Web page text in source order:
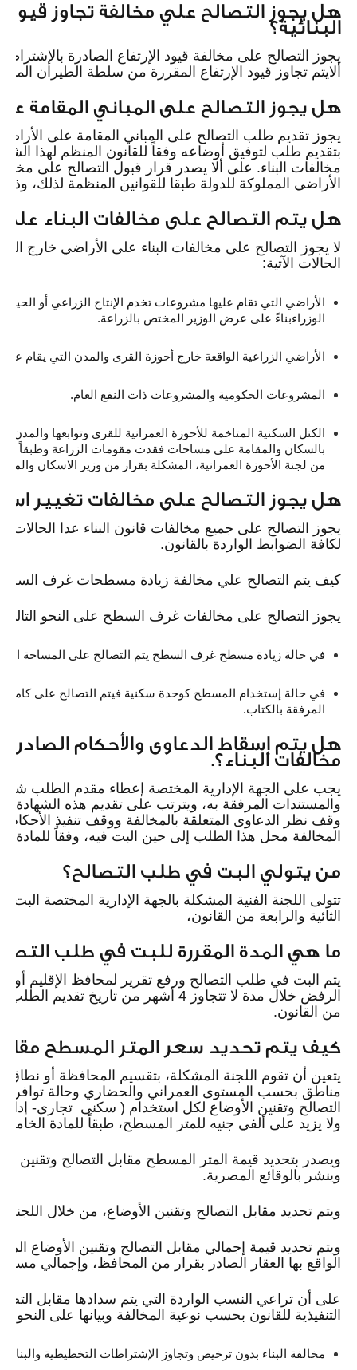
هل يجوز التصالح علي مخالفة تجاوز قيود
البنائية؟
يجوز التصالح على مخالفة قيود الإرتفاع الصادرة
ألايتم تجاوز قيود الإرتفاع المقررة من سلطة الطيران
هل يجوز التصالح على المباني المقامة
يجوز تقديم طلب التصالح على المباني المقامة على
بتقديم طلب لتوفيق أوضاعه وفقاً للقانون المنظم لهذا
مخالفات البناء. على ألا يصدر قرار قبول التصالح على
الأراضي المملوكة للدولة طبقا للقوانين المنظمة لذلك، وذلك تطبيقا للمادة (89) من
هل يتم التصالح على مخالفات البناء على
لا يجوز التصالح على مخالفات البناء على الأراضي خارج
الحالات الآتية:
الأراضي التي تقام عليها مشروعات تخدم الإنتاج الزراعي أو
الوزراءبناءً على عرض الوزير المختص بالزراعة.
الأراضي الزراعية الواقعة خارج أحوزة القرى والمدن التي يقام
المشروعات الحكومية والمشروعات ذات النفع العام.
الكتل السكنية المتاخمة للأحوزة العمرانية للقرى وتوابعها والمدن
من لجنة الأحوزة العمرانية، المشكلة بقرار من وزير الاسكان
هل يجوز التصالح على مخالفات تغيير
يجوز التصالح على جميع مخالفات قانون البناء عدا الحالات
لكافة الضوابط الواردة بالقانون.
كيف يتم التصالح علي مخالفة زيادة مسطحات غرف
يجوز التصالح على مخالفات غرف السطح على النحو التالي:
في حالة زيادة مسطح غرف السطح يتم التصالح على المساحة
في حالة إستخدام المسطح كوحدة سكنية فيتم التصالح على كامل
المرفقة بالكتاب.
هل يتم إسقاط الدعاوى والأحكام
مخالفات البناء؟.
يجب على الجهة الإدارية المختصة إعطاء مقدم الطلب
والمستندات المرفقة به، ويترتب على تقديم هذه الشهادة
وقف نظر الدعاوى المتعلقة بالمخالفة ووقف تنفيذ
المخالفة محل هذا الطلب إلى حين البت فيه، وفقاً للمادة
من يتولي البت في طلب التصالح؟
تتولى اللجنة الفنية المشكلة بالجهة الإدارية المختصة
الثائية والرابعة من القانون،
ما هي المدة المقررة للبت في طلب
يتم البت في طلب التصالح ورفع تقرير لمحافظ الإقليم أو
الرفض خلال مدة لا تتجاوز 4 أشهر من
من القانون.
كيف يتم تحديد سعر المتر المسطح مقابل
يتعين أن تقوم اللجنة المشكلة، بتقسيم المحافظة أو نطاق
مناطق بحسب المستوى العمراني والحضاري وحالة توافر
التصالح وتقنين الأوضاع لكل استخدام ( سكنى ‏ تجارى-
ولا يزيد على ألفي جنيه للمتر المسطح، طبقاً للمادة
ويصدر بتحديد قيمة المتر المسطح مقابل التصالح وتقنين
وينشر بالوقائع المصرية.
ويتم تحديد مقابل التصالح وتقنين الأوضاع، من خلال اللجنة
ويتم تحديد قيمة إجمالي مقابل التصالح وتقنين الأوضاع
الواقع بها العقار الصادر بقرار من المحافظ، وإجمالي
على أن تراعي النسب الواردة التي يتم سدادها مقابل
التنفيذية للقانون بحسب نوعية المخالفة وبيانها على النحو
مخالفة البناء بدون ترخيص وتجاوز الإشتراطات التخطيطية والبنائية السارية 100% من قيمة